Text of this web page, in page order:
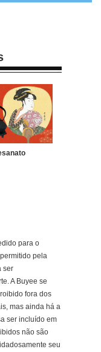
para o
pela
ser
A Buyee se
fora dos
mas ainda há a
ser incluído em
não são
seu